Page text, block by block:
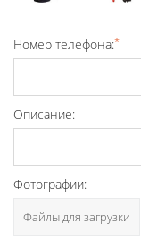
Номер телефона:*
Описание:
Фотографии:
Файлы для загрузки